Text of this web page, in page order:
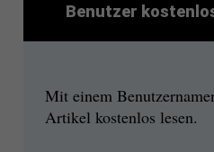
Benutzer
Mit einem
Artikel kostenlos lesen.